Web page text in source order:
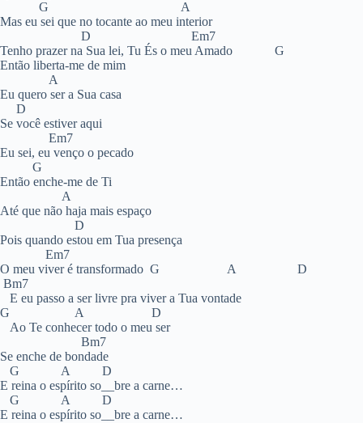
G A
Mas eu sei que no tocante ao meu interior
D Em7
Tenho prazer na Sua lei, Tu És o meu Amado G
Então liberta-me de mim
A
Eu quero ser a Sua casa
D
Se você estiver aqui
Em7
Eu sei, eu venço o pecado
G
Então enche-me de Ti
A
Até que não haja mais espaço
D
Pois quando estou em Tua presença
Em7
O meu viver é transformado G A D
Bm7
E eu passo a ser livre pra viver a Tua vontade
G A D
Ao Te conhecer todo o meu ser
Bm7
Se enche de bondade
G A D
E reina o espírito so__bre a carne…
G A D
E reina o espírito so__bre a carne…